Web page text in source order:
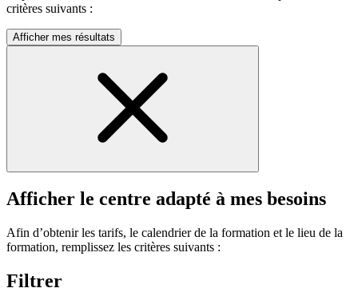
critères suivants :
Afficher mes résultats
Afficher le centre adapté à mes besoins
Afin d’obtenir les tarifs, le calendrier de la formation et le lieu de la
formation, remplissez les critères suivants :
Filtrer